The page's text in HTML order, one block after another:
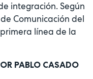
integración. Según
Comunicación del
línea de la
PABLO CASADO